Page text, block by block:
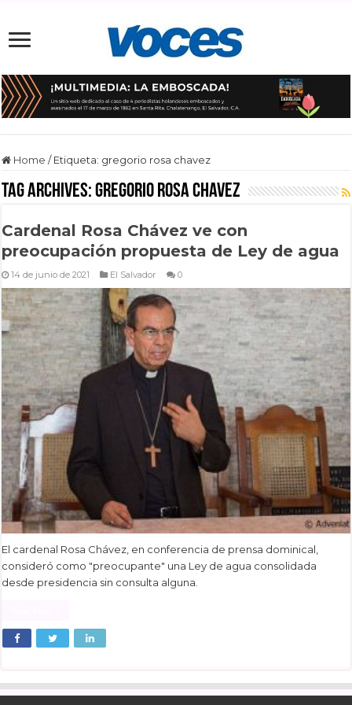
Home / Etiqueta: gregorio rosa chavez
Tag Archives:gregorio rosa chavez
Cardenal Rosa Chávez ve con
preocupación propuesta de Ley de agua
14 de junio de 2021 El Salvador 0
El cardenal Rosa Chávez, en conferencia de prensa dominical,
consideró como "preocupante" una Ley de agua consolidada
desde presidencia sin consulta alguna.